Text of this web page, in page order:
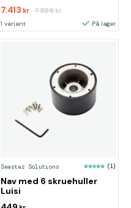
7.413 kr 7.886kr
1 variant På lager
Seastar Solutions (1)
Nav med 6 skruehuller
Luisi